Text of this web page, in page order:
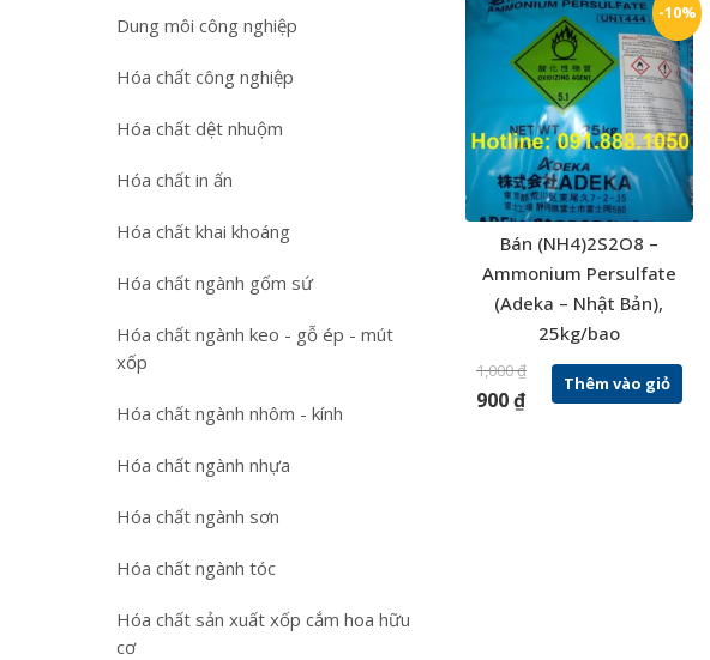
-10%
Bán (NH4)2S2O8 –
Ammonium Persulfate
(Adeka – Nhật Bản),
25kg/bao
1,000₫
900₫
Thêm vào giỏ
Dung môi công nghiệp
Hóa chất công nghiệp
Hóa chất dệt nhuộm
Hóa chất in ấn
Hóa chất khai khoáng
Hóa chất ngành gốm sứ
Hóa chất ngành keo - gỗ ép - mút
xốp
Hóa chất ngành nhôm - kính
Hóa chất ngành nhựa
Hóa chất ngành sơn
Hóa chất ngành tóc
Hóa chất sản xuất xốp cắm hoa hữu
cơ